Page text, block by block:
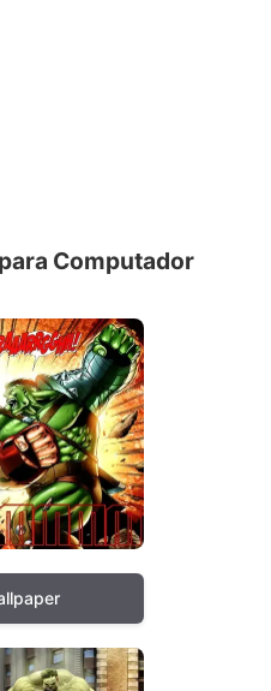
Computador